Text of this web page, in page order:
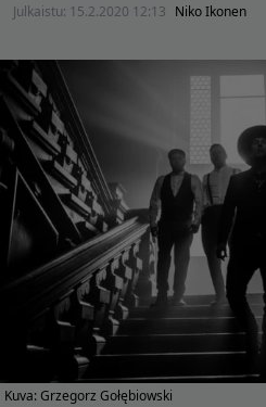
Julkaistu: 15.2.2020 12:13 Niko Ikonen
Kuva: Grzegorz Gołębiowski